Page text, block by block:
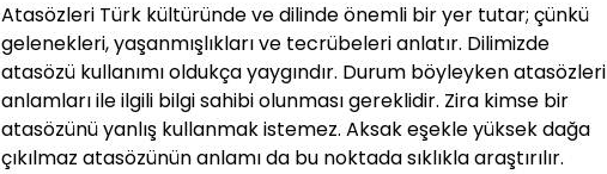
Atasözleri Türk kültüründe ve dilinde önemli bir yer tutar; çünkü
gelenekleri, yaşanmışlıkları ve tecrübeleri anlatır. Dilimizde
atasözü kullanımı oldukça yaygındır. Durum böyleyken atasözleri
anlamları ile ilgili bilgi sahibi olunması gereklidir. Zira kimse bir
atasözünü yanlış kullanmak istemez. Aksak eşekle yüksek dağa
çıkılmaz atasözünün anlamı da bu noktada sıklıkla araştırılır.